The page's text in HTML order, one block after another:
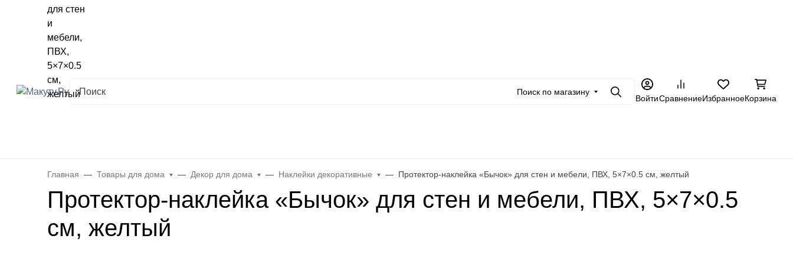
Поиск по магазину
ПоискВойтиСравнениеИзбранноеКорзина
Главная Товары для дома Декор для дома Наклейки декоративные Протектор-наклейка «Бычок» для стен и мебели, ПВХ, 5×7×0.5 см, желтый
Протектор-наклейка «Бычок» для стен и мебели, ПВХ, 5×7×0.5
см, желтый